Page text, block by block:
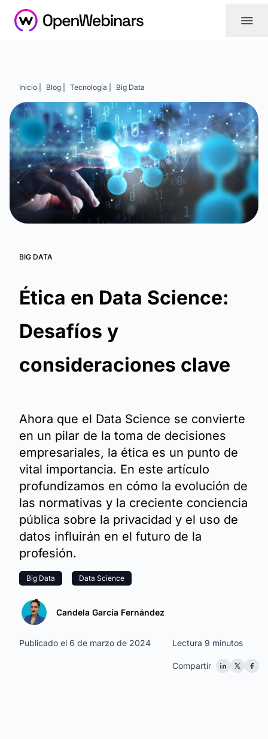
|||
Inicio | Blog | Tecnología | Big Data
BIG DATA
Ética en Data Science:
Desafíos y
consideraciones clave
Ahora que el Data Science se convierte
en un pilar de la toma de decisiones
empresariales, la ética es un punto de
vital importancia. En este artículo
profundizamos en cómo la evolución de
las normativas y la creciente conciencia
pública sobre la privacidad y el uso de
datos influirán en el futuro de la
profesión.
Big Data Data Science
Candela García Fernández
Lectura 9 minutos
Publicado el 6 de marzo de 2024
Compartir